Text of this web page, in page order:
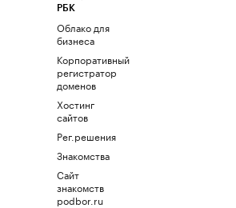
РБК
Облако для
бизнеса
Корпоративный
регистратор
доменов
Хостинг
сайтов
Рег.решения
Знакомства
Сайт
знакомств
podbor.ru